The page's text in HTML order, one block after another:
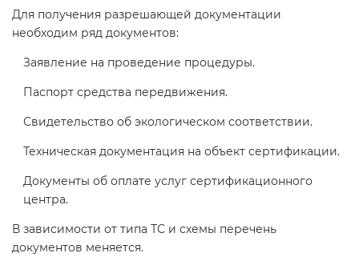
Для получения разрешающей документации
необходим ряд документов:
Заявление на проведение процедуры.
Паспорт средства передвижения.
Свидетельство об экологическом соответствии.
Техническая документация на объект сертификации.
Документы об оплате услуг сертификационного
центра.
В зависимости от типа ТС и схемы перечень
документов меняется.